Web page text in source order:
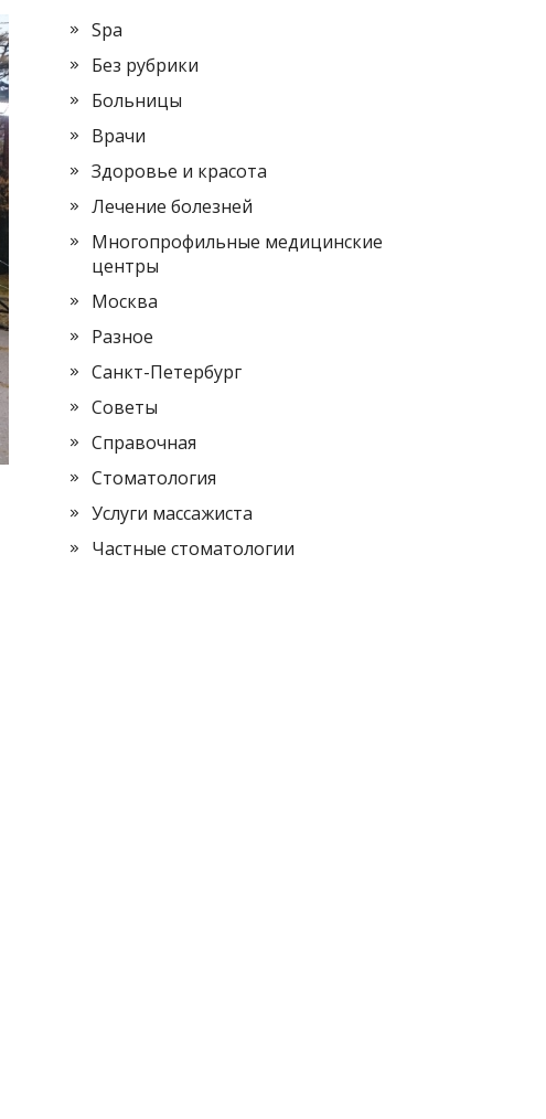
Spa
Без рубрики
Больницы
Врачи
Здоровье и красота
Лечение болезней
Многопрофильные медицинские
центры
Москва
Разное
Санкт-Петербург
Советы
Справочная
Стоматология
Услуги массажиста
Частные стоматологии